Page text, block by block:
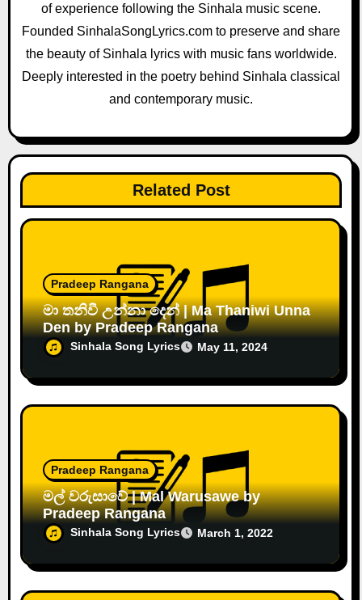
i
o
of experience following the Sinhala music scene.
Founded SinhalaSongLyrics.com to preserve and share
the beauty of Sinhala lyrics with music fans worldwide.
Deeply interested in the poetry behind Sinhala classical
and contemporary music.
Related Post
Pradeep Rangana
මා තනිවී උන්නා දෙන් | Ma Thaniwi Unna
Den by Pradeep Rangana
Sinhala Song Lyrics May 11, 2024
Pradeep Rangana
මල් වරුසාවේ | Mal Warusawe by
Pradeep Rangana
Sinhala Song Lyrics March 1, 2022